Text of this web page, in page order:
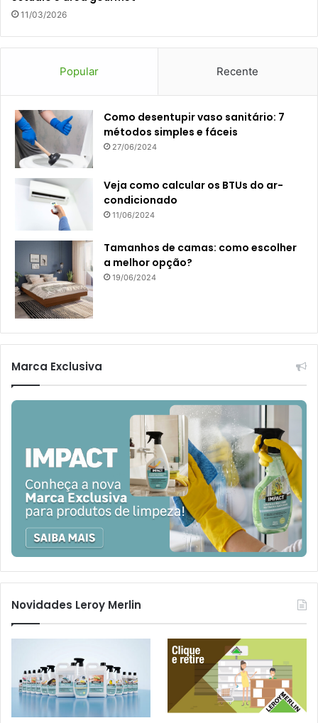
11/03/2026
Popular Recente
Como desentupir vaso sanitário: 7
métodos simples e fáceis
27/06/2024
Veja como calcular os BTUs do ar-
condicionado
11/06/2024
Tamanhos de camas: como escolher
a melhor opção?
19/06/2024
Marca Exclusiva
Novidades Leroy Merlin